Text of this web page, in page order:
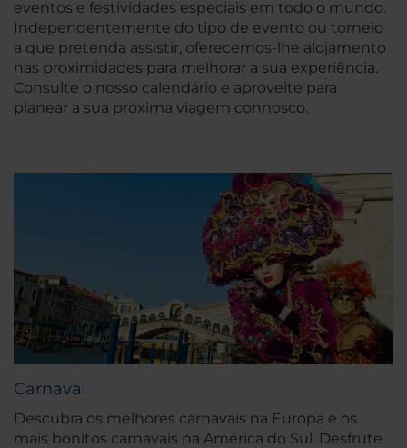
eventos e festividades especiais em todo o mundo.
Independentemente do tipo de evento ou torneio
a que pretenda assistir, oferecemos-lhe alojamento
nas proximidades para melhorar a sua experiência.
Consulte o nosso calendário e aproveite para
planear a sua próxima viagem connosco.
Carnaval
Descubra os melhores carnavais na Europa e os
mais bonitos carnavais na América do Sul. Desfrute